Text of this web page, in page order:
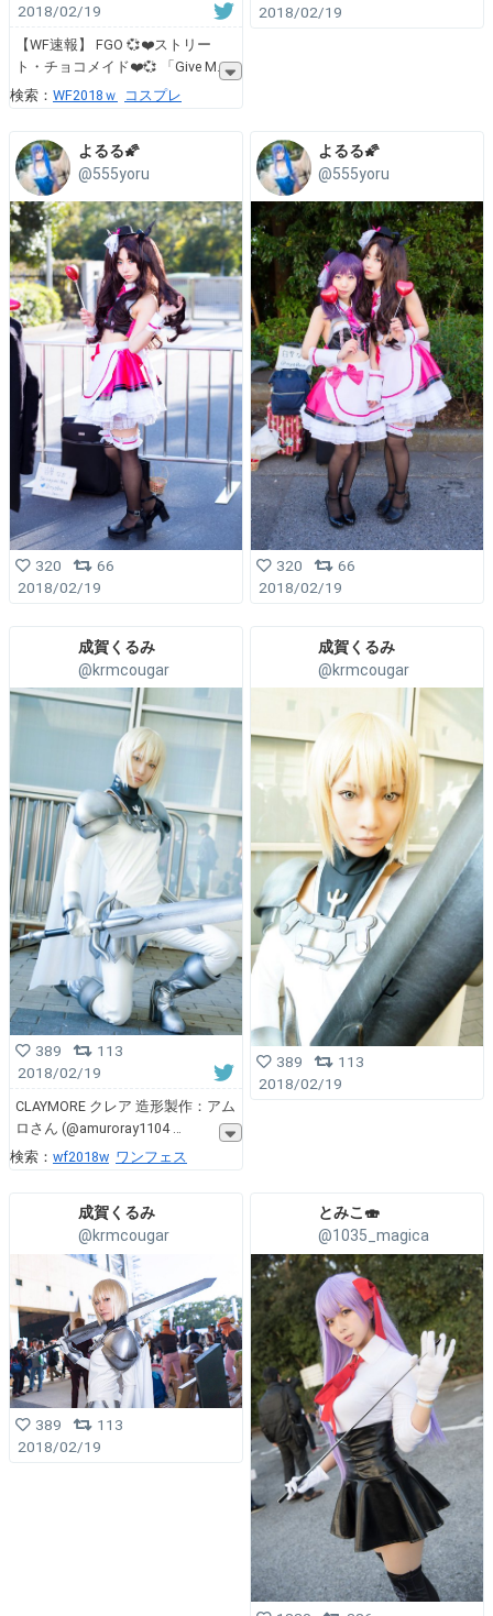
2018/02/19
【WF速報】 FGO 💞❤️ストリー
ト・チョコメイド❤️💞 「Give M
検索： WF2018ｗ コスプレ
2018/02/19
よるる🌠
@555yoru
320
66
2018/02/19
よるる🌠
@555yoru
320
66
2018/02/19
成賀くるみ
@krmcougar
389
113
2018/02/19
CLAYMORE クレア 造形製作：アム
ロさん (@amuroray1104
検索： wf2018w ワンフェス
成賀くるみ
@krmcougar
389
113
2018/02/19
成賀くるみ
@krmcougar
389
113
2018/02/19
とみこ🍣
@1035_magica